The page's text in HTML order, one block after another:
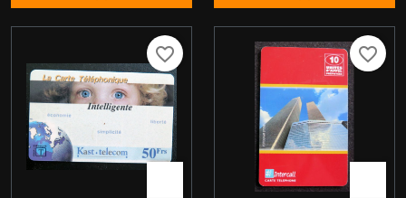
favorite_border favorite_border